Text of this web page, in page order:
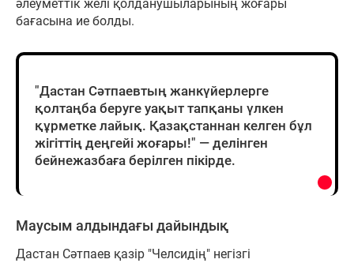
әлеуметтік желі қолданушыларының жоғары
бағасына ие болды.
"Дастан Сәтпаевтың жанкүйерлерге
қолтаңба беруге уақыт тапқаны үлкен
құрметке лайық. Қазақстаннан келген бұл
жігіттің деңгейі жоғары!" — делінген
бейнежазбаға берілген пікірде.
Маусым алдындағы дайындық
Дастан Сәтпаев қазір "Челсидің" негізгі